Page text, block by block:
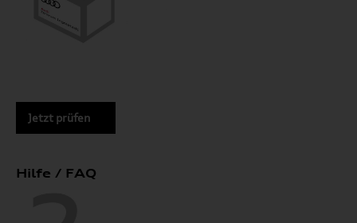
Jetzt prüfen
Hilfe / FAQ